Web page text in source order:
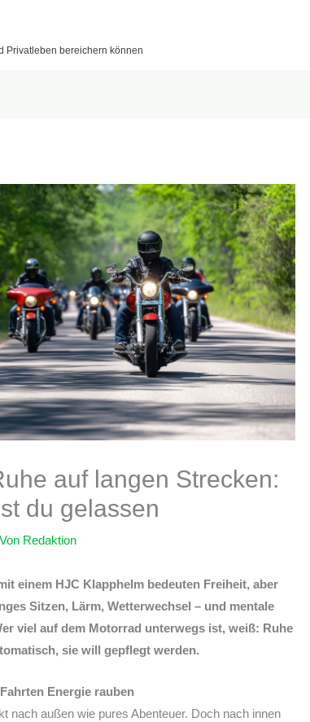
Privatleben bereichern können
auf langen Strecken:
du gelassen
Redaktion
einem HJC Klapphelm bedeuten Freiheit, aber
Sitzen, Lärm, Wetterwechsel – und mentale
viel auf dem Motorrad unterwegs ist, weiß: Ruhe
sie will gepflegt werden.
Energie rauben
nach außen wie pures Abenteuer. Doch nach innen